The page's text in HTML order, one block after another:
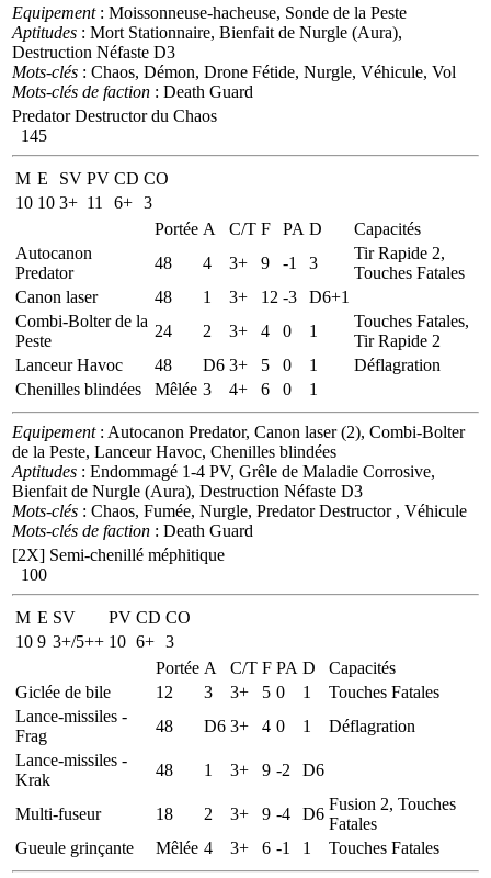
Equipement: Moissonneuse-hacheuse, Sonde de la Peste
Aptitudes : Mort Stationnaire, Bienfait de Nurgle (Aura),
Destruction Néfaste D3
Mots-clés : Chaos, Démon, Drone Fétide, Nurgle, Véhicule, Vol
Mots-clés de faction : Death Guard
Predator Destructor du Chaos
145
M E SV PV CD CO
10 10 3+ 11 6+ 3
Portée A C/T F PA D
Capacités
Autocanon
Predator
48 4 3+ 9 -1 3
Tir Rapide 2,
Touches Fatales
Canon laser
48 1 3+ 12 -3
D6+1
Combi-Bolter de la
Peste
24 2 3+ 4 0 1
Touches Fatales,
Tir Rapide 2
Lanceur Havoc
48 D6 3+ 5 0 1
Déflagration
Chenilles blindées
Mêlée 3 4+ 6 0 1
Equipement: Autocanon Predator, Canon laser (2), Combi-Bolter
de la Peste, Lanceur Havoc, Chenilles blindées
Aptitudes : Endommagé 1-4 PV, Grêle de Maladie Corrosive,
Bienfait de Nurgle (Aura), Destruction Néfaste D3
Mots-clés : Chaos, Fumée, Nurgle, Predator Destructor , Véhicule
Mots-clés de faction : Death Guard
[2X] Semi-chenillé méphitique
100
M E SV PV CD CO
10 9 3+/5++ 10 6+ 3
Portée A C/T F PA D
Capacités
Giclée de bile
12 3 3+ 5 0 1
Touches Fatales
Lance-missiles -
Frag
48 D6 3+ 4 0 1
Déflagration
Lance-missiles -
Krak
48 1 3+ 9 -2 D6
Multi-fuseur 18 2 3+ 9 -4 D6
Fusion 2, Touches
Fatales
Gueule grinçante
Mêlée 4 3+ 6 -1 1 Touches Fatales